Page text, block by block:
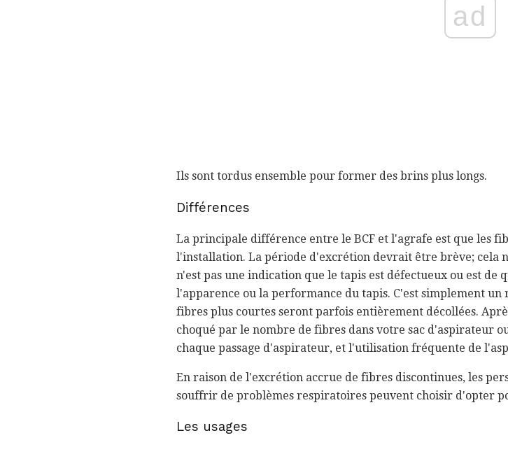
ad
Ils sont tordus ensemble pour former des brins plus longs.
Différences
La principale différence entre le BCF et l'agrafe est que les
l'installation. La période d'excrétion devrait être brève; cela
n'est pas une indication que le tapis est défectueux ou est
l'apparence ou la performance du tapis. C'est simplement un
fibres plus courtes seront parfois entièrement décollées.
choqué par le nombre de fibres dans votre sac d'aspirateur
chaque passage d'aspirateur, et l'utilisation fréquente de
En raison de l'excrétion accrue de fibres discontinues, les
souffrir de problèmes respiratoires peuvent choisir d'opter
Les usages